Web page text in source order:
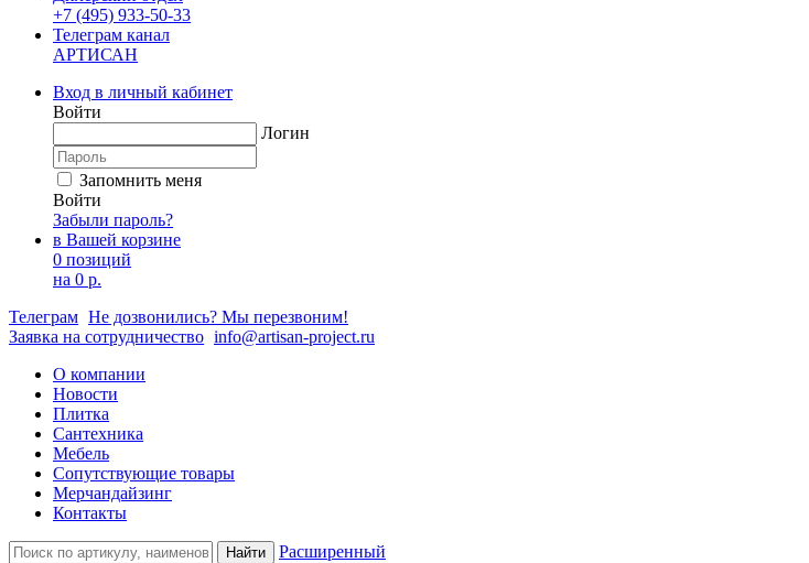
+7 (495) 933-50-33
Телеграм канал
АРТИСАН
Вход в личный кабинет
Войти
Логин
Запомнить меня
Войти
Забыли пароль?
в Вашей корзине
0 позиций
на 0 р.
Телеграм Не дозвонились? Мы перезвоним!
Заявка на сотрудничество info@artisan-project.ru
О компании
Новости
Плитка
Сантехника
Мебель
Сопутствующие товары
Мерчандайзинг
Контакты
Найти
Расширенный